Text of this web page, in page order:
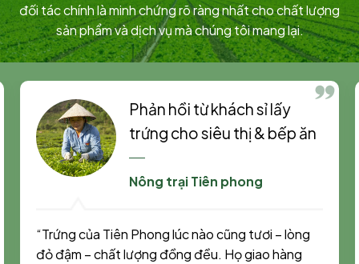
đối tác chính là minh chứng rõ ràng nhất cho chất lượng
sản phẩm và dịch vụ mà chúng tôi mang lại.
Phản hồi từ khách sỉ lấy
trứng cho siêu thị & bếp ăn
Nông trại Tiên phong
“Trứng của Tiên Phong lúc nào cũng tươi – lòng
đỏ đậm – chất lượng đồng đều. Họ giao hàng